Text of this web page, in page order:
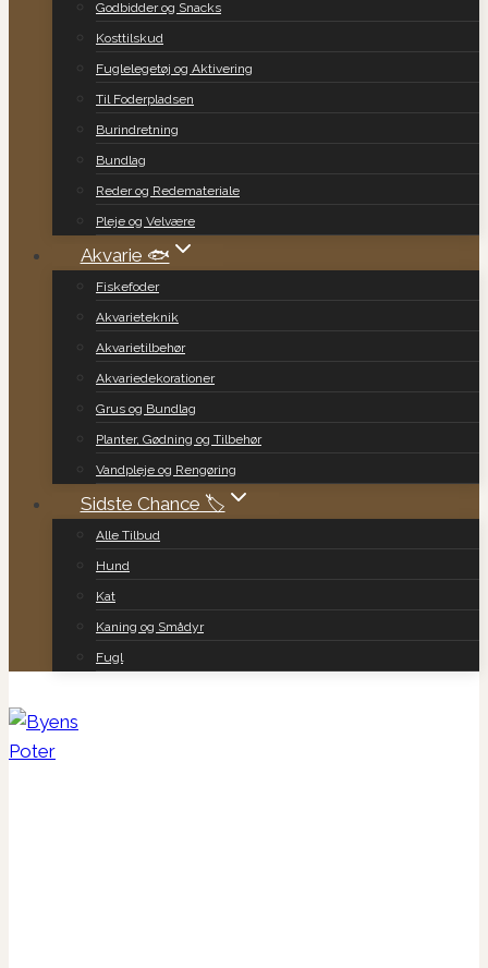
Godbidder og Snacks
Kosttilskud
Fuglelegetøj og Aktivering
Til Foderpladsen
Burindretning
Bundlag
Reder og Redemateriale
Pleje og Velvære
Akvarie 🐟
Fiskefoder
Akvarieteknik
Akvarietilbehør
Akvariedekorationer
Grus og Bundlag
Planter, Gødning og Tilbehør
Vandpleje og Rengøring
Sidste Chance 🏷️
Alle Tilbud
Hund
Kat
Kaning og Smådyr
Fugl